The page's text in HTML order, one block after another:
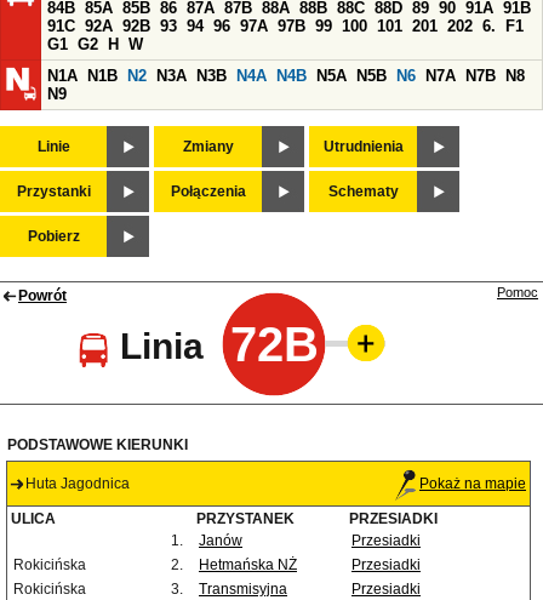
84B 85A 85B 86 87A 87B 88A 88B 88C 88D 89 90 91A 91B
91C 92A 92B 93 94 96 97A 97B 99 100 101 201 202 6.
F1
G1 G2 H
W
N1A
N1B N2 N3A N3B N4A N4B N5A N5B N6 N7A N7B
N8
N9
Linie Zmiany Utrudnienia
Przystanki Połączenia Schematy
Pobierz
Powrót
Linia 72B
Pomoc
PODSTAWOWE KIERUNKI
Huta Jagodnica Pokaż na mapie
ULICA PRZYSTANEK
PRZESIADKI
1.
Janów
Przesiadki
Rokicińska
2. Hetmańska NŻ
Przesiadki
Rokicińska
3. Transmisyjna
Przesiadki